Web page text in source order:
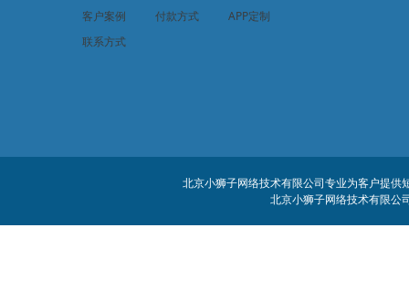
客户案例
付款方式
APP定制
联系方式
北京小狮子网络技术有限公司专业为客户提
北京小狮子网络技术有限公